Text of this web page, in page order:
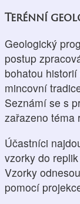
Terénní
Geologický
postup
bohatou
mincovní
Seznámí se s
zařazeno téma
Účastníci
vzorky do
Vzorky
pomocí